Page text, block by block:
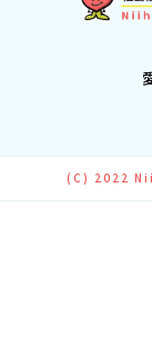
(C) 2022